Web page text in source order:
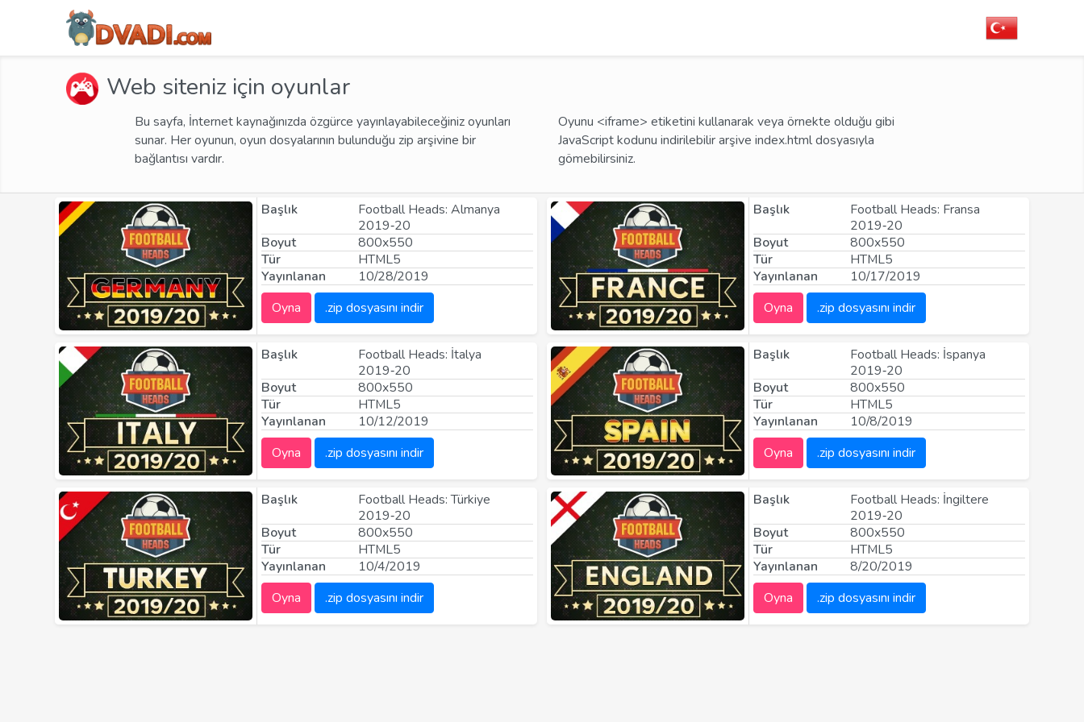
Web siteniz için oyunlar
Bu sayfa, İnternet kaynağınızda özgürce yayınlayabileceğiniz oyunları
sunar. Her oyunun, oyun dosyalarının bulunduğu zip arşivine bir
bağlantısı vardır.
Oyunu <iframe> etiketini kullanarak veya örnekte olduğu gibi
JavaScript kodunu indirilebilir arşive index.html dosyasıyla
gömebilirsiniz.
Başlık
Football Heads: Almanya
2019‑20
Boyut
800x550
Tür
HTML5
Yayınlanan
10/28/2019
Oyna
.zip dosyasını indir
Başlık
Football Heads: Fransa
2019‑20
Boyut
800x550
Tür
HTML5
Yayınlanan
10/17/2019
Oyna
.zip dosyasını indir
Başlık
Football Heads: İtalya
2019‑20
Boyut
800x550
Tür
HTML5
Yayınlanan
10/12/2019
Oyna
.zip dosyasını indir
Başlık
Football Heads: İspanya
2019‑20
Boyut
800x550
Tür
HTML5
Yayınlanan
10/8/2019
Oyna
.zip dosyasını indir
Başlık
Football Heads: Türkiye
2019‑20
Boyut
800x550
Tür
HTML5
Yayınlanan
10/4/2019
Oyna
.zip dosyasını indir
Başlık
Football Heads: İngiltere
2019‑20
Boyut
800x550
Tür
HTML5
Yayınlanan
8/20/2019
Oyna
.zip dosyasını indir